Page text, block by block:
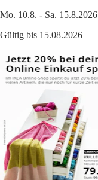
Mo. 10.8. - Sa. 15.8.2026
Gültig bis 15.08.2026